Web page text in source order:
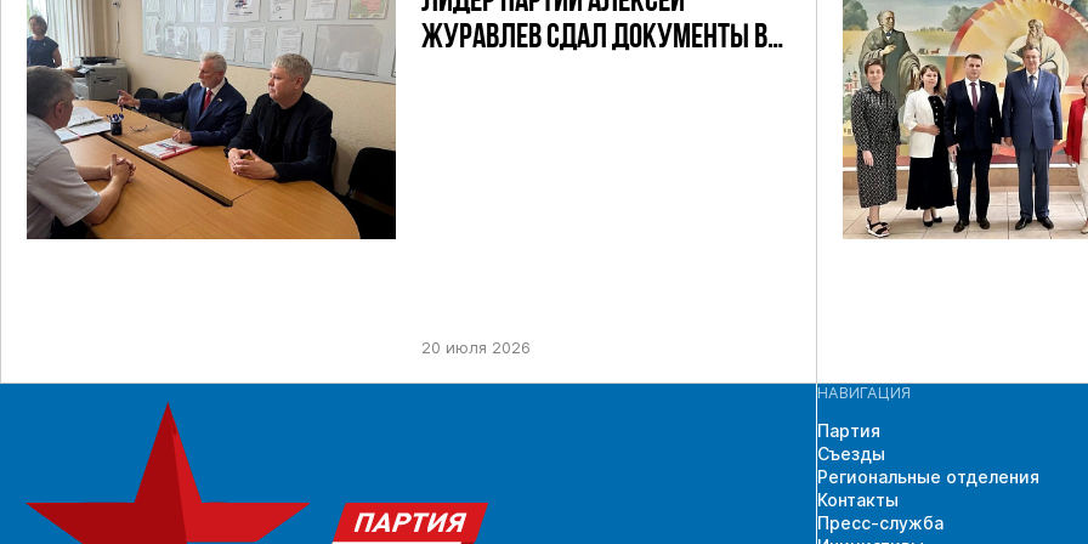
ЖУРАВЛЕВ СДАЛ ДОКУМЕНТЫ В
20 июля 2026
НАВИГАЦИЯ
Партия
Съезды
Региональные отделения
Контакты
Пресс-служба